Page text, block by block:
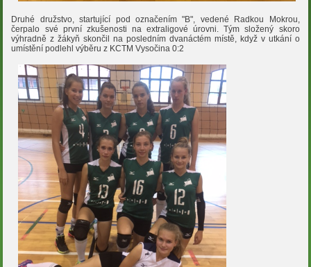
Druhé družstvo, startující pod označením "B", vedené Radkou Mokrou,
čerpalo své první zkušenosti na extraligové úrovni. Tým složený skoro
výhradně z žákyň skončil na posledním dvanáctém místě, když v utkání o
umístění podlehl výběru z KCTM Vysočina 0:2